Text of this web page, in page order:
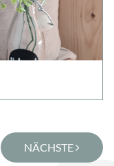
NÄCHSTE